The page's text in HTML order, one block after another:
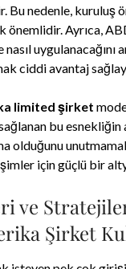
Bu nedenle, kuruluş
Ayrıca,
nasıl
ciddi avantaj
limited şirket
bu
olduğunu
için güçlü bir
ve
Şirket